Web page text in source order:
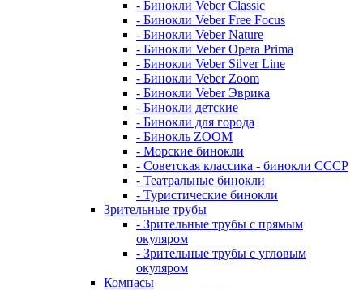
- Бинокли Veber Classic
- Бинокли Veber Free Focus
- Бинокли Veber Nature
- Бинокли Veber Opera Prima
- Бинокли Veber Silver Line
- Бинокли Veber Zoom
- Бинокли Veber Эврика
- Бинокли детские
- Бинокли для города
- Бинокль ZOOM
- Морские бинокли
- Советская классика - бинокли СССР
- Театральные бинокли
- Туристические бинокли
Зрительные трубы
- Зрительные трубы с прямым
окуляром
- Зрительные трубы с угловым
окуляром
Компасы